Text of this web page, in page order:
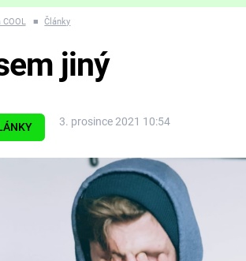
nejvíc zvednou tep?
COOL ■ Články
3. prosince 2021 10:54
jiný